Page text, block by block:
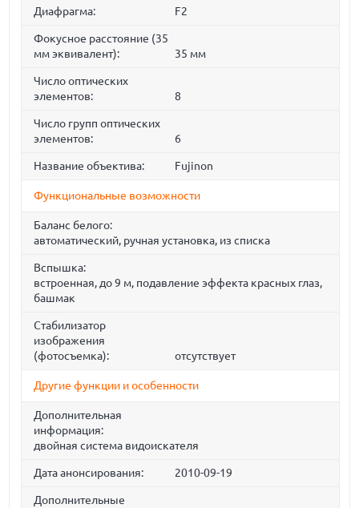
Диафрагма: F2
Фокусное расстояние (35
мм эквивалент):
35 мм
Число оптических
элементов:
8
Число групп оптических
элементов:
6
Название объектива: Fujinon
Функциональные возможности
Баланс белого:
автоматический, ручная установка, из списка
Вспышка:
встроенная, до 9 м, подавление эффекта красных глаз,
башмак
Стабилизатор
изображения
(фотосъемка):
отсутствует
Другие функции и особенности
Дополнительная
информация:
двойная система видоискателя
Дата анонсирования: 2010-09-19
Дополнительные